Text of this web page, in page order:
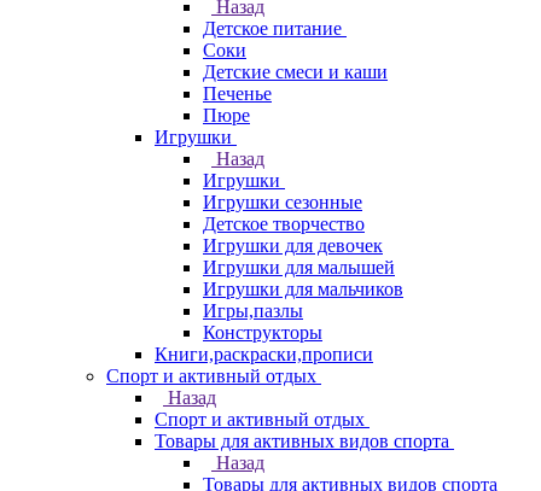
Назад
Детское питание
Соки
Детские смеси и каши
Печенье
Пюре
Игрушки
Назад
Игрушки
Игрушки сезонные
Детское творчество
Игрушки для девочек
Игрушки для малышей
Игрушки для мальчиков
Игры,пазлы
Конструкторы
Книги,раскраски,прописи
Спорт и активный отдых
Назад
Спорт и активный отдых
Товары для активных видов спорта
Назад
Товары для активных видов спорта